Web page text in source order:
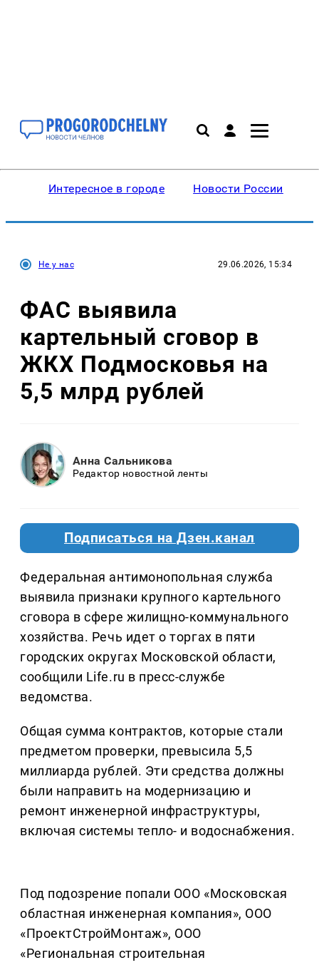
Интересное в городе Новости России
Не у нас 29.06.2026, 15:34
ФАС выявила
картельный сговор в
ЖКХ Подмосковья на
5,5 млрд рублей
Анна Сальникова
Редактор новостной ленты
Подписаться на Дзен.канал
Федеральная антимонопольная служба
выявила признаки крупного картельного
сговора в сфере жилищно-коммунального
хозяйства. Речь идет о торгах в пяти
городских округах Московской области,
сообщили Life.ru в пресс-службе
ведомства.
Общая сумма контрактов, которые стали
предметом проверки, превысила 5,5
миллиарда рублей. Эти средства должны
были направить на модернизацию и
ремонт инженерной инфраструктуры,
включая системы тепло- и водоснабжения.
Под подозрение попали ООО «Московская
областная инженерная компания», ООО
«ПроектСтройМонтаж», ООО
«Региональная строительная